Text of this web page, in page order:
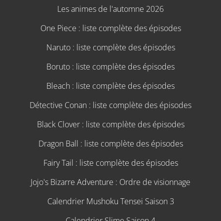
Les animes de l'automne 2026
One Piece : liste complète des épisodes
Naruto : liste complète des épisodes
Boruto : liste complète des épisodes
Bleach : liste complète des épisodes
Détective Conan : liste complète des épisodes
Black Clover : liste complète des épisodes
Dragon Ball : liste complète des épisodes
Fairy Tail : liste complète des épisodes
Jojo's Bizarre Adventure : Ordre de visionnage
Calendrier Mushoku Tensei Saison 3